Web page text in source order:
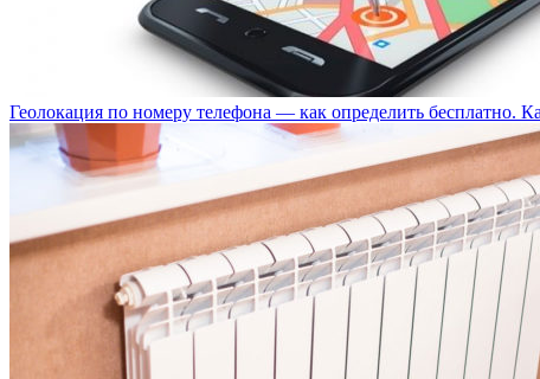
Геолокация по номеру телефона — как определить бесплатно.